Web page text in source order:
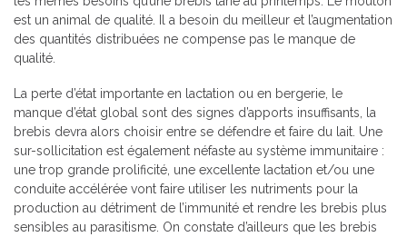
est un animal de qualité. Il a besoin du meilleur et l’augmentation
des quantités distribuées ne compense pas le manque de
qualité.
La perte d’état importante en lactation ou en bergerie, le
manque d’état global sont des signes d’apports insuffisants, la
brebis devra alors choisir entre se défendre et faire du lait. Une
sur-sollicitation est également néfaste au système immunitaire :
une trop grande prolificité, une excellente lactation et/ou une
conduite accélérée vont faire utiliser les nutriments pour la
production au détriment de l’immunité et rendre les brebis plus
sensibles au parasitisme. On constate d’ailleurs que les brebis